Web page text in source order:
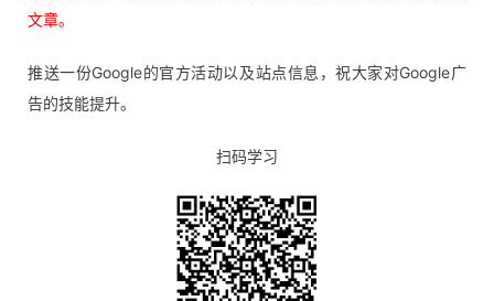
文章。
推送一份Google的官方活动以及站点信息，祝大家对Google广
告的技能提升。
扫码学习